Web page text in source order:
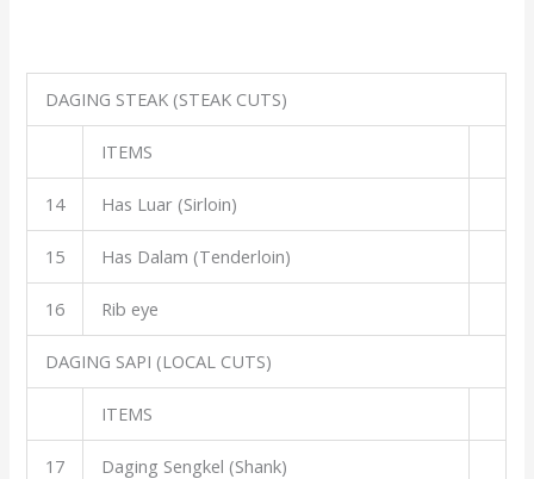
DAGING STEAK (STEAK CUTS)
ITEMS
14 Has Luar (Sirloin)
15 Has Dalam (Tenderloin)
16 Rib eye
DAGING SAPI (LOCAL CUTS)
ITEMS
17 Daging Sengkel (Shank)